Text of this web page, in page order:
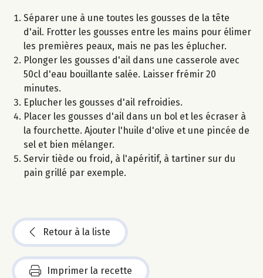
Séparer une à une toutes les gousses de la tête
d'ail. Frotter les gousses entre les mains pour élimer
les premières peaux, mais ne pas les éplucher.
Plonger les gousses d'ail dans une casserole avec
50cl d'eau bouillante salée. Laisser frémir 20
minutes.
Eplucher les gousses d'ail refroidies.
Placer les gousses d'ail dans un bol et les écraser à
la fourchette. Ajouter l'huile d'olive et une pincée de
sel et bien mélanger.
Servir tiède ou froid, à l'apéritif, à tartiner sur du
pain grillé par exemple.
Retour à la liste
Imprimer la recette